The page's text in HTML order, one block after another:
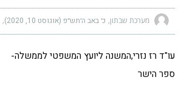
מערכת שבתון כ׳ באב ה׳תש״פ (אוגוסט 10, 2020)
עו"ד רז נזרי,המשנה ליועץ המשפטי לממשלה-
ספר הישר